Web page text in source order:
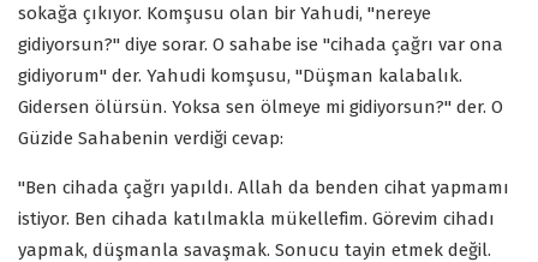
sokağa çıkıyor. Komşusu olan bir Yahudi, "nereye
gidiyorsun?" diye sorar. O sahabe ise "cihada çağrı var ona
gidiyorum" der. Yahudi komşusu, "Düşman kalabalık.
Gidersen ölürsün. Yoksa sen ölmeye mi gidiyorsun?" der. O
Güzide Sahabenin verdiği cevap:
"Ben cihada çağrı yapıldı. Allah da benden cihat yapmamı
istiyor. Ben cihada katılmakla mükellefim. Görevim cihadı
yapmak, düşmanla savaşmak. Sonucu tayin etmek değil.